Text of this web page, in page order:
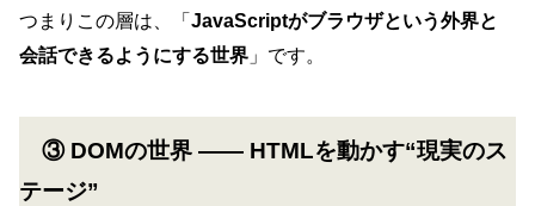
つまりこの層は、「 JavaScriptがブラウザという外界と
会話できるようにする世界 」です。
③ DOMの世界 ―― HTMLを動かす“現実のス
テージ”